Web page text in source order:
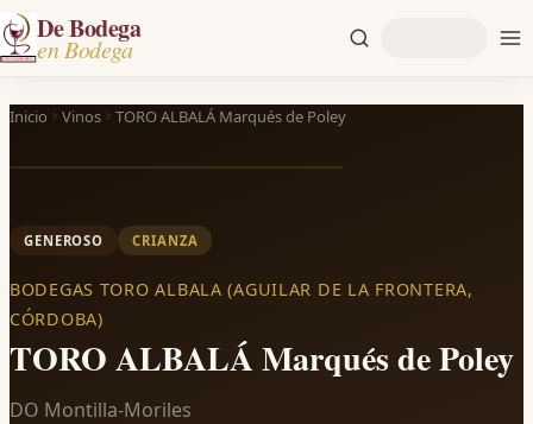
De Bodega
en Bodega
Inicio Vinos TORO ALBALÁ Marqués de Poley
GENEROSO CRIANZA
BODEGAS TORO ALBALA (AGUILAR DE LA FRONTERA,
CÓRDOBA)
TORO ALBALÁ Marqués de Poley
DO Montilla-Moriles